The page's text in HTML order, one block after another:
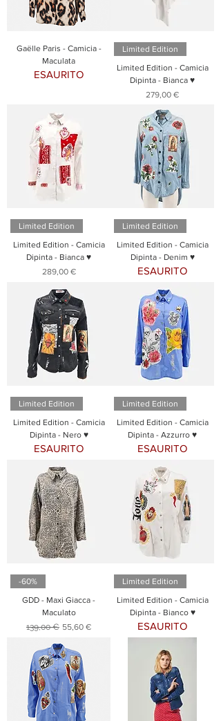
Gaëlle Paris - Camicia -
Maculata
ESAURITO
Limited Edition
Limited Edition - Camicia
Dipinta - Bianca ♥
Prezzo
279,00 €
Limited Edition
Limited Edition - Camicia
Dipinta - Bianca ♥
Prezzo
289,00 €
Limited Edition
Limited Edition - Camicia
Dipinta - Denim ♥
ESAURITO
Limited Edition
Limited Edition - Camicia
Dipinta - Nero ♥
ESAURITO
Limited Edition
Limited Edition - Camicia
Dipinta - Azzurro ♥
ESAURITO
-60%
GDD - Maxi Giacca -
Maculato
Prezzo regolare
139,00 € Prezzo scontato
55,60 €
Limited Edition
Limited Edition - Camicia
Dipinta - Bianco ♥
ESAURITO